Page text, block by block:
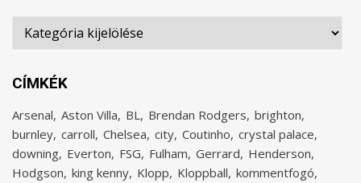
Rovatok
CÍMKÉK
Arsenal Aston Villa BL Brendan Rodgers brighton
burnley carroll Chelsea city Coutinho crystal palace
downing Everton FSG Fulham Gerrard Henderson
Hodgson king kenny Klopp Kloppball kommentfogó